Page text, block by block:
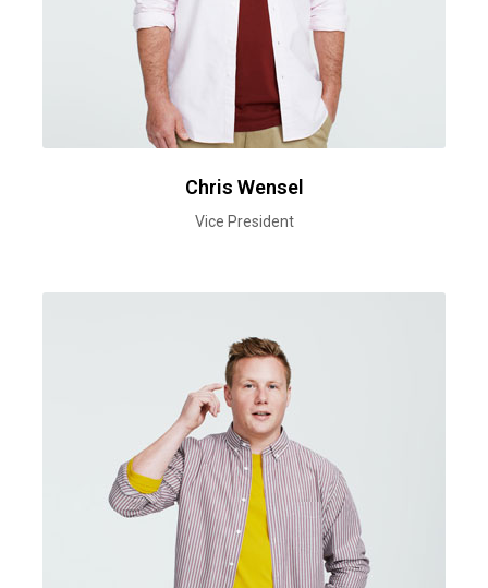
Chris Wensel
Vice President